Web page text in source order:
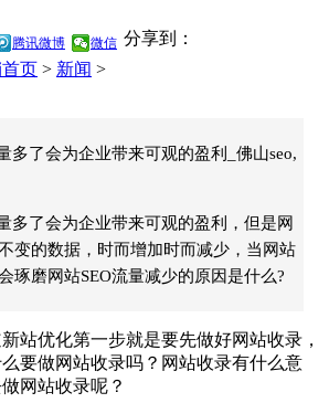
分享到：
腾讯微博 微信
页 > 新闻 >
多了会为企业带来可观的盈利_佛山seo,
多了会为企业带来可观的盈利，但是网
变的数据，时而增加时而减少，当网站
琢磨网站SEO流量减少的原因是什么?
站优化第一步就是要先做好网站收录，
要做网站收录吗？网站收录有什么意
网站收录呢？